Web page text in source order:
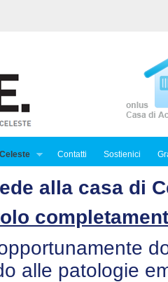
Contatti Sostienici
alla casa di
alle patologie